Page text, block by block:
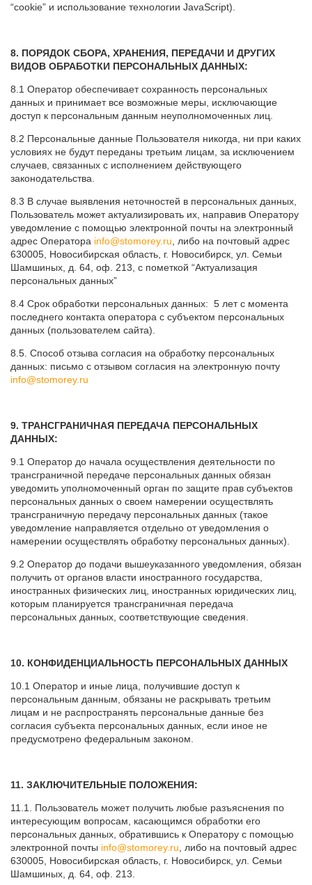
“cookie” и использование технологии JavaScript).
8. ПОРЯДОК СБОРА, ХРАНЕНИЯ, ПЕРЕДАЧИ И ДРУГИХ
ВИДОВ ОБРАБОТКИ ПЕРСОНАЛЬНЫХ ДАННЫХ:
8.1 Оператор обеспечивает сохранность персональных
данных и принимает все возможные меры, исключающие
доступ к персональным данным неуполномоченных лиц.
8.2 Персональные данные Пользователя никогда, ни при каких
условиях не будут переданы третьим лицам, за исключением
случаев, связанных с исполнением действующего
законодательства.
8.3 В случае выявления неточностей в персональных данных,
Пользователь может актуализировать их, направив Оператору
уведомление с помощью электронной почты на электронный
адрес Оператора info@stomorey.ru , либо на почтовый адрес
630005, Новосибирская область, г. Новосибирск, ул. Семьи
Шамшиных, д. 64, оф. 213, с пометкой “Актуализация
персональных данных”
8.4 Срок обработки персональных данных: 5 лет с момента
последнего контакта оператора с субъектом персональных
данных (пользователем сайта).
8.5. Способ отзыва согласия на обработку персональных
данных: письмо с отзывом согласия на электронную почту
info@stomorey.ru
9. ТРАНСГРАНИЧНАЯ ПЕРЕДАЧА ПЕРСОНАЛЬНЫХ
ДАННЫХ:
9.1 Оператор до начала осуществления деятельности по
трансграничной передаче персональных данных обязан
уведомить уполномоченный орган по защите прав субъектов
персональных данных о своем намерении осуществлять
трансграничную передачу персональных данных (такое
уведомление направляется отдельно от уведомления о
намерении осуществлять обработку персональных данных).
9.2 Оператор до подачи вышеуказанного уведомления, обязан
получить от органов власти иностранного государства,
иностранных физических лиц, иностранных юридических лиц,
которым планируется трансграничная передача
персональных данных, соответствующие сведения.
10. КОНФИДЕНЦИАЛЬНОСТЬ ПЕРСОНАЛЬНЫХ ДАННЫХ
10.1 Оператор и иные лица, получившие доступ к
персональным данным, обязаны не раскрывать третьим
лицам и не распространять персональные данные без
согласия субъекта персональных данных, если иное не
предусмотрено федеральным законом.
11. ЗАКЛЮЧИТЕЛЬНЫЕ ПОЛОЖЕНИЯ:
11.1. Пользователь может получить любые разъяснения по
интересующим вопросам, касающимся обработки его
персональных данных, обратившись к Оператору с помощью
электронной почты info@stomorey.ru , либо на почтовый адрес
630005, Новосибирская область, г. Новосибирск, ул. Семьи
Шамшиных, д. 64, оф. 213.